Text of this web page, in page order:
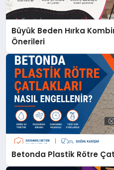
Büyük Beden Hırka
Önerileri
Betonda Plastik Rötre